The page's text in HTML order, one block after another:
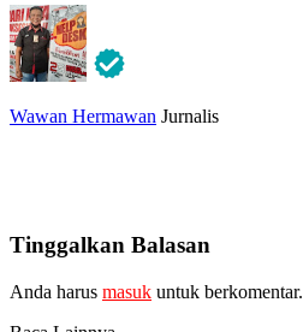
Wawan Hermawan Jurnalis
Tinggalkan Balasan
Anda harus masuk untuk berkomentar.